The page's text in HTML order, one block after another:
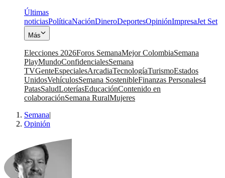
Últimas
noticiasPolíticaNaciónDineroDeportesOpiniónImpresaJet Set
Más
Elecciones 2026Foros SemanaMejor ColombiaSemana
PlayMundoConfidencialesSemana
TVGenteEspecialesArcadiaTecnologíaTurismoEstados
UnidosVehículosSemana SostenibleFinanzas Personales4
PatasSaludLoteríasEducaciónContenido en
colaboraciónSemana RuralMujeres
Semana|
Opinión